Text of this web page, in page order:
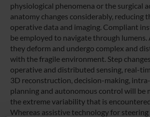
physiological phenomena or the surgical
anatomy changes considerably, reducing
operative data and imaging. Compliant
be employed to navigate through lumens.
they deform and undergo complex and
with the fragile environment. Step
operative and distributed sensing, real-
3D reconstruction, decision-making,
planning and autonomous control will be
the extreme variability that is
Whereas assistive technology for